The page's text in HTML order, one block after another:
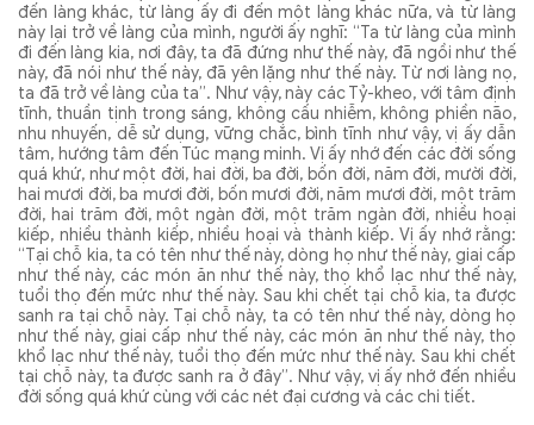
đến làng khác, từ làng ấy đi đến một làng khác nữa, và từ làng
này lại trở về làng của mình, người ấy nghĩ: “Ta từ làng của mình
đi đến làng kia, nơi đây, ta đã đứng như thế này, đã ngồi như thế
này, đã nói như thế này, đã yên lặng như thế này. Từ nơi làng nọ,
ta đã trở về làng của ta”. Như vậy, này các Tỷ-kheo, với tâm định
tĩnh, thuần tịnh trong sáng, không cấu nhiễm, không phiền não,
nhu nhuyến, dễ sử dụng, vững chắc, bình tĩnh như vậy, vị ấy dẫn
tâm, hướng tâm đến Túc mạng minh. Vị ấy nhớ đến các đời sống
quá khứ, như một đời, hai đời, ba đời, bốn đời, năm đời, mười đời,
hai mươi đời, ba mươi đời, bốn mươi đời, năm mươi đời, một trăm
đời, hai trăm đời, một ngàn đời, một trăm ngàn đời, nhiều hoại
kiếp, nhiều thành kiếp, nhiều hoại và thành kiếp. Vị ấy nhớ rằng:
“Tại chỗ kia, ta có tên như thế này, dòng họ như thế này, giai cấp
như thế này, các món ăn như thế này, thọ khổ lạc như thế này,
tuổi thọ đến mức như thế này. Sau khi chết tại chỗ kia, ta được
sanh ra tại chỗ này. Tại chỗ này, ta có tên như thế này, dòng họ
như thế này, giai cấp như thế này, các món ăn như thế này, thọ
khổ lạc như thế này, tuổi thọ đến mức như thế này. Sau khi chết
tại chỗ này, ta được sanh ra ở đây”. Như vậy, vị ấy nhớ đến nhiều
đời sống quá khứ cùng với các nét đại cương và các chi tiết.